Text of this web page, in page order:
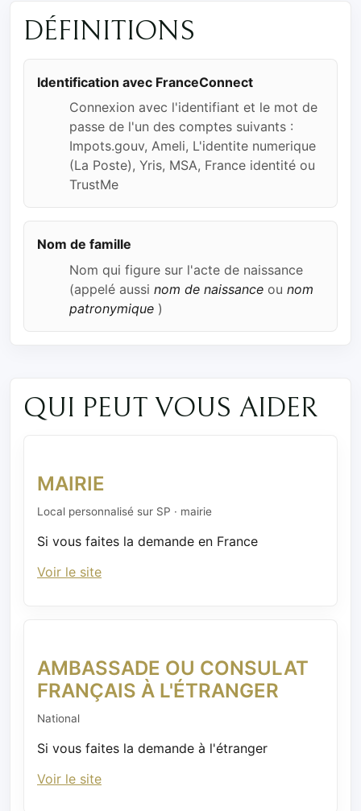
DÉFINITIONS
Identification avec FranceConnect
Connexion avec l'identifiant et le mot de
passe de l'un des comptes suivants :
Impots.gouv, Ameli, L'identite numerique
(La Poste), Yris, MSA, France identité ou
TrustMe
Nom de famille
Nom qui figure sur l'acte de naissance
(appelé aussi nom de naissance ou nom
patronymique )
QUI PEUT VOUS AIDER
MAIRIE
Local personnalisé sur SP · mairie
Si vous faites la demande en France
Voir le site
AMBASSADE OU CONSULAT
FRANÇAIS À L'ÉTRANGER
National
Si vous faites la demande à l'étranger
Voir le site